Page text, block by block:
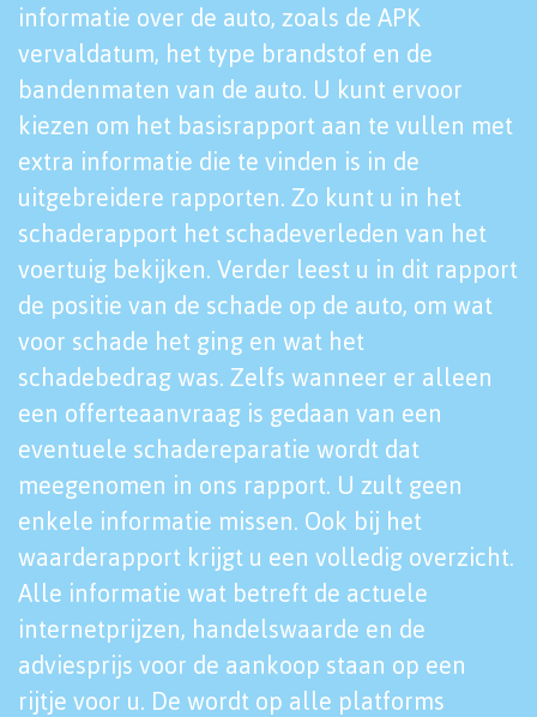
informatie over de auto, zoals de APK
vervaldatum, het type brandstof en de
bandenmaten van de auto. U kunt ervoor
kiezen om het basisrapport aan te vullen met
extra informatie die te vinden is in de
uitgebreidere rapporten. Zo kunt u in het
schaderapport het schadeverleden van het
voertuig bekijken. Verder leest u in dit rapport
de positie van de schade op de auto, om wat
voor schade het ging en wat het
schadebedrag was. Zelfs wanneer er alleen
een offerteaanvraag is gedaan van een
eventuele schadereparatie wordt dat
meegenomen in ons rapport. U zult geen
enkele informatie missen. Ook bij het
waarderapport krijgt u een volledig overzicht.
Alle informatie wat betreft de actuele
internetprijzen, handelswaarde en de
adviesprijs voor de aankoop staan op een
rijtje voor u. De wordt op alle platforms